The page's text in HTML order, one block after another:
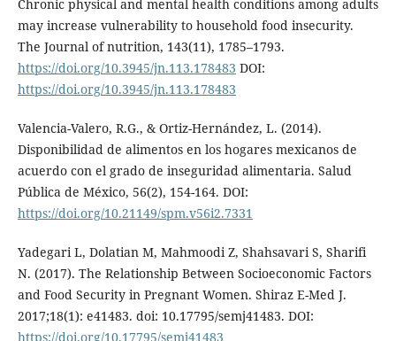
Chronic physical and mental health conditions among adults
may increase vulnerability to household food insecurity.
The Journal of nutrition, 143(11), 1785–1793.
https://doi.org/10.3945/jn.113.178483 DOI:
https://doi.org/10.3945/jn.113.178483
Valencia-Valero, R.G., & Ortiz-Hernández, L. (2014).
Disponibilidad de alimentos en los hogares mexicanos de
acuerdo con el grado de inseguridad alimentaria. Salud
Pública de México, 56(2), 154-164. DOI:
https://doi.org/10.21149/spm.v56i2.7331
Yadegari L, Dolatian M, Mahmoodi Z, Shahsavari S, Sharifi
N. (2017). The Relationship Between Socioeconomic Factors
and Food Security in Pregnant Women. Shiraz E-Med J.
2017;18(1): e41483. doi: 10.17795/semj41483. DOI:
https://doi.org/10.17795/semj41483